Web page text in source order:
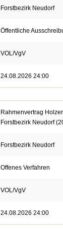
Forstbezirk Neudorf
Öffentliche
VOL/VgV
24.08.2026 24:00
Rahmenvertrag
Forstbezirk Neudorf
Forstbezirk Neudorf
Offenes Verfahren
VOL/VgV
24.08.2026 24:00